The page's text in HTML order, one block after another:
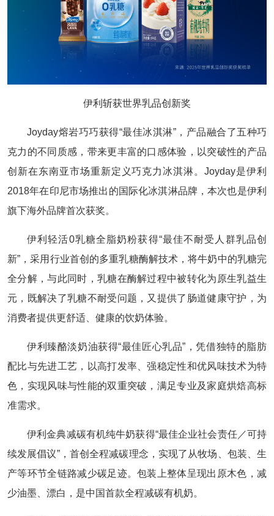
伊利斩获世界乳品创新奖
Joyday熔岩巧巧获得“最佳冰淇淋”，产品融合了五种巧
克力的不同质感，带来更丰富的口感体验，以突破性的产品
创新在东南亚市场重新定义巧克力冰淇淋。Joyday是伊利
2018年在印尼市场推出的国际化冰淇淋品牌，本次也是伊利
旗下海外品牌首次获奖。
伊利轻活0乳糖全脂奶粉获得“最佳不耐受人群乳品创
新”，采用行业首创的多重乳糖酶解技术，将牛奶中的乳糖完
全分解，与此同时，乳糖在酶解过程中被转化为原生乳益生
元，既解决了乳糖不耐受问题，又提供了肠道健康守护，为
消费者提供更舒适、健康的饮奶体验。
伊利臻酪淡奶油获得“最佳匠心乳品”，凭借独特的脂肪
配比与先进工艺，以高打发率、强稳定性和优风味技术为特
色，实现风味与性能的双重突破，满足专业及家庭烘焙高标
准需求。
伊利金典减碳有机纯牛奶获得“最佳企业社会责任／可持
续发展倡议”，首创全程减碳理念，实现了从牧场、包装、生
产等环节全链路减少碳足迹。包装上整体呈现出原木色，减
少油墨、漂白，是中国首款全程减碳有机奶。